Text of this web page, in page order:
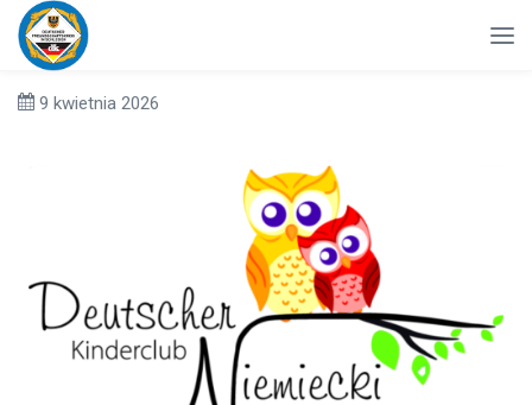
9 kwietnia 2026